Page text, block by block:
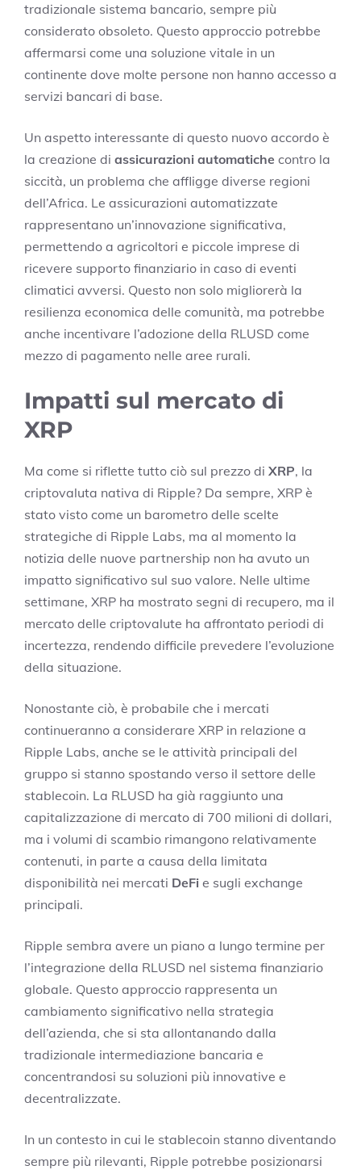
tradizionale sistema bancario, sempre più
considerato obsoleto. Questo approccio potrebbe
affermarsi come una soluzione vitale in un
continente dove molte persone non hanno accesso a
servizi bancari di base.
Un aspetto interessante di questo nuovo accordo è
la creazione di assicurazioni automatiche contro la
siccità, un problema che affligge diverse regioni
dell’Africa. Le assicurazioni automatizzate
rappresentano un’innovazione significativa,
permettendo a agricoltori e piccole imprese di
ricevere supporto finanziario in caso di eventi
climatici avversi. Questo non solo migliorerà la
resilienza economica delle comunità, ma potrebbe
anche incentivare l’adozione della RLUSD come
mezzo di pagamento nelle aree rurali.
Impatti sul mercato di
XRP
Ma come si riflette tutto ciò sul prezzo di XRP, la
criptovaluta nativa di Ripple? Da sempre, XRP è
stato visto come un barometro delle scelte
strategiche di Ripple Labs, ma al momento la
notizia delle nuove partnership non ha avuto un
impatto significativo sul suo valore. Nelle ultime
settimane, XRP ha mostrato segni di recupero, ma il
mercato delle criptovalute ha affrontato periodi di
incertezza, rendendo difficile prevedere l’evoluzione
della situazione.
Nonostante ciò, è probabile che i mercati
continueranno a considerare XRP in relazione a
Ripple Labs, anche se le attività principali del
gruppo si stanno spostando verso il settore delle
stablecoin. La RLUSD ha già raggiunto una
capitalizzazione di mercato di 700 milioni di dollari,
ma i volumi di scambio rimangono relativamente
contenuti, in parte a causa della limitata
disponibilità nei mercati DeFi e sugli exchange
principali.
Ripple sembra avere un piano a lungo termine per
l’integrazione della RLUSD nel sistema finanziario
globale. Questo approccio rappresenta un
cambiamento significativo nella strategia
dell’azienda, che si sta allontanando dalla
tradizionale intermediazione bancaria e
concentrandosi su soluzioni più innovative e
decentralizzate.
In un contesto in cui le stablecoin stanno diventando
sempre più rilevanti, Ripple potrebbe posizionarsi